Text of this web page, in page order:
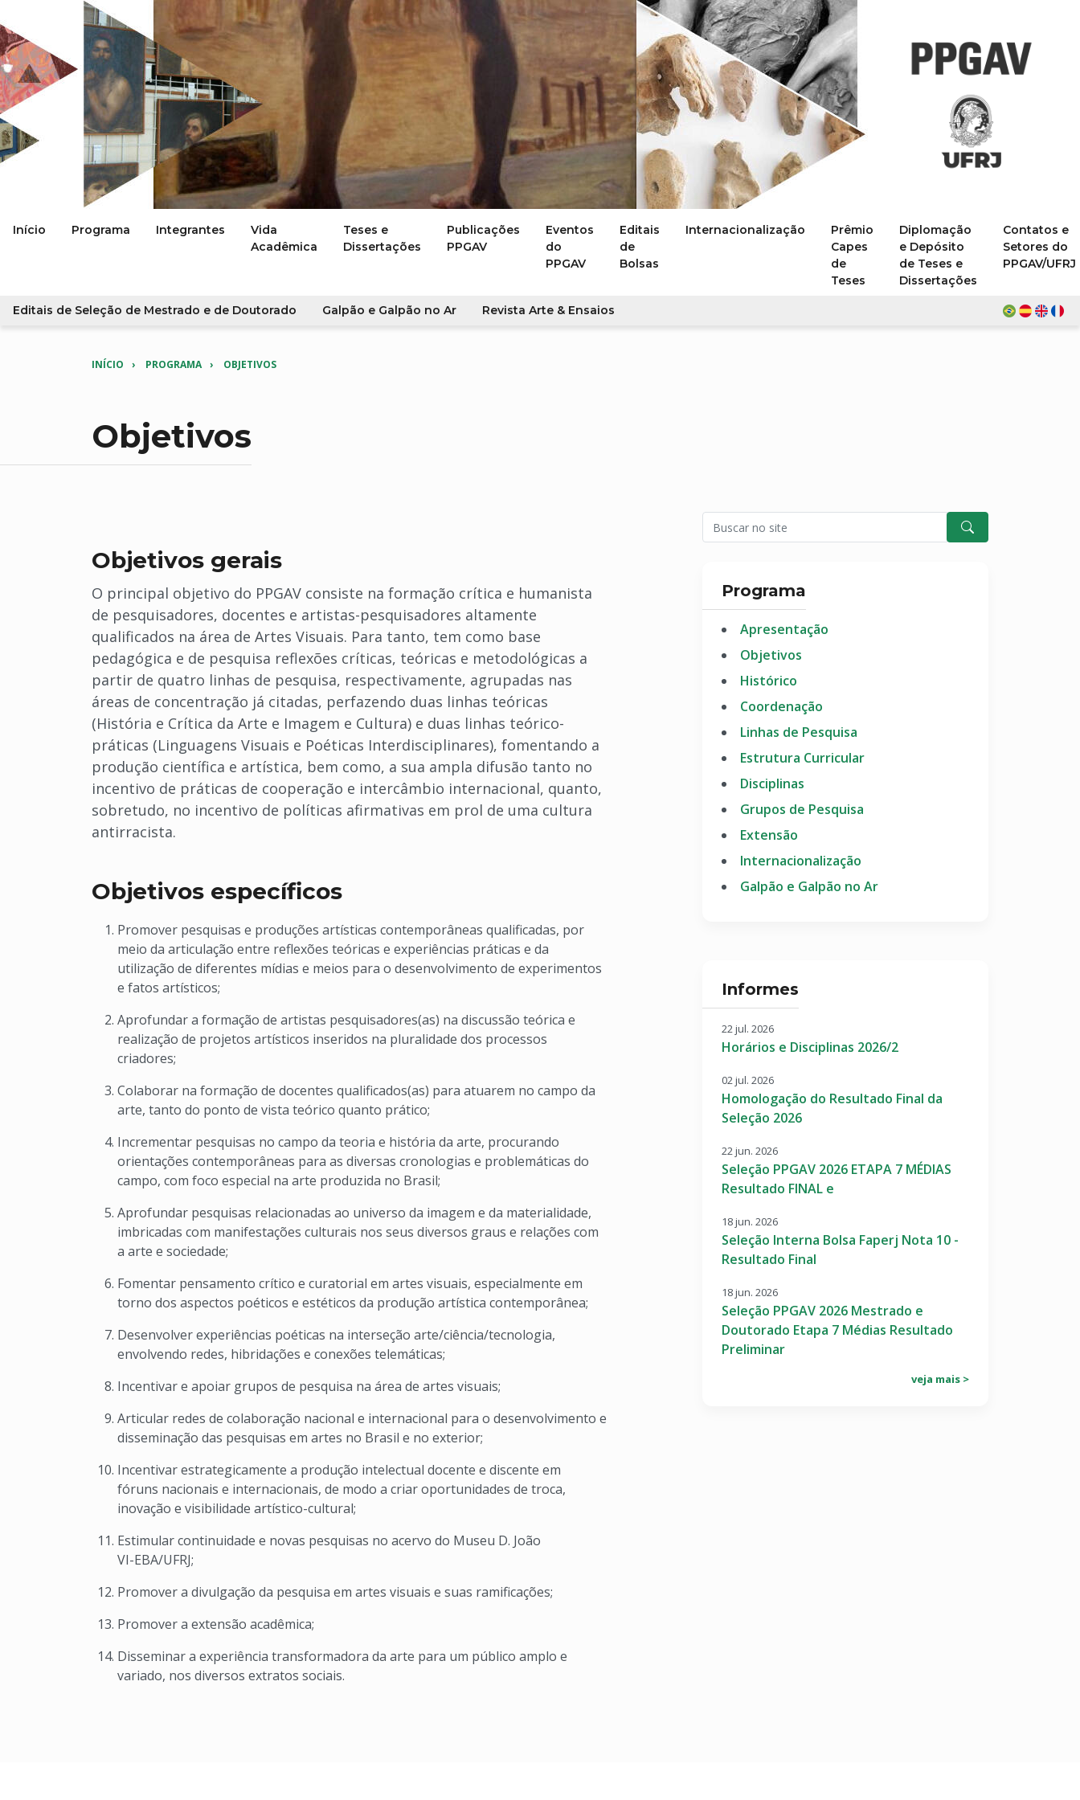
Início Programa Integrantes
Vida
Acadêmica
Teses e
Dissertações
Publicações
PPGAV
Eventos
do
PPGAV
Editais
de
Bolsas
Internacionalização
Prêmio
Capes
de
Teses
Diplomação
e Depósito
de Teses e
Dissertações
Contatos e
Setores do
PPGAV/UFRJ
Editais de Seleção de Mestrado e de Doutorado Galpão e Galpão no Ar Revista Arte & Ensaios
INÍCIO PROGRAMA OBJETIVOS
Objetivos
Objetivos gerais
O principal objetivo do PPGAV consiste na formação crítica e humanista
de pesquisadores, docentes e artistas-pesquisadores altamente
qualificados na área de Artes Visuais. Para tanto, tem como base
pedagógica e de pesquisa reflexões críticas, teóricas e metodológicas a
partir de quatro linhas de pesquisa, respectivamente, agrupadas nas
áreas de concentração já citadas, perfazendo duas linhas teóricas
(História e Crítica da Arte e Imagem e Cultura) e duas linhas teórico-
práticas (Linguagens Visuais e Poéticas Interdisciplinares), fomentando a
produção científica e artística, bem como, a sua ampla difusão tanto no
incentivo de práticas de cooperação e intercâmbio internacional, quanto,
sobretudo, no incentivo de políticas afirmativas em prol de uma cultura
antirracista.
Objetivos específicos
Promover pesquisas e produções artísticas contemporâneas qualificadas, por
meio da articulação entre reflexões teóricas e experiências práticas e da
utilização de diferentes mídias e meios para o desenvolvimento de experimentos
e fatos artísticos;
Aprofundar a formação de artistas pesquisadores(as) na discussão teórica e
realização de projetos artísticos inseridos na pluralidade dos processos
criadores;
Colaborar na formação de docentes qualificados(as) para atuarem no campo da
arte, tanto do ponto de vista teórico quanto prático;
Incrementar pesquisas no campo da teoria e história da arte, procurando
orientações contemporâneas para as diversas cronologias e problemáticas do
campo, com foco especial na arte produzida no Brasil;
Aprofundar pesquisas relacionadas ao universo da imagem e da materialidade,
imbricadas com manifestações culturais nos seus diversos graus e relações com
a arte e sociedade;
Fomentar pensamento crítico e curatorial em artes visuais, especialmente em
torno dos aspectos poéticos e estéticos da produção artística contemporânea;
Desenvolver experiências poéticas na interseção arte/ciência/tecnologia,
envolvendo redes, hibridações e conexões telemáticas;
Incentivar e apoiar grupos de pesquisa na área de artes visuais;
Articular redes de colaboração nacional e internacional para o desenvolvimento e
disseminação das pesquisas em artes no Brasil e no exterior;
Incentivar estrategicamente a produção intelectual docente e discente em
fóruns nacionais e internacionais, de modo a criar oportunidades de troca,
inovação e visibilidade artístico-cultural;
Estimular continuidade e novas pesquisas no acervo do Museu D. João
VI-EBA/UFRJ;
Promover a divulgação da pesquisa em artes visuais e suas ramificações;
Promover a extensão acadêmica;
Disseminar a experiência transformadora da arte para um público amplo e
variado, nos diversos extratos sociais.
Programa
Apresentação
Objetivos
Histórico
Coordenação
Linhas de Pesquisa
Estrutura Curricular
Disciplinas
Grupos de Pesquisa
Extensão
Internacionalização
Galpão e Galpão no Ar
Informes
22 jul. 2026
Horários e Disciplinas 2026/2
02 jul. 2026
Homologação do Resultado Final da
Seleção 2026
22 jun. 2026
Seleção PPGAV 2026 ETAPA 7 MÉDIAS
Resultado FINAL e
18 jun. 2026
Seleção Interna Bolsa Faperj Nota 10 -
Resultado Final
18 jun. 2026
Seleção PPGAV 2026 Mestrado e
Doutorado Etapa 7 Médias Resultado
Preliminar
veja mais >